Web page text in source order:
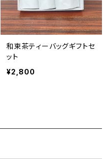
和束茶ティーバッグギフトセ
ット
¥2,800